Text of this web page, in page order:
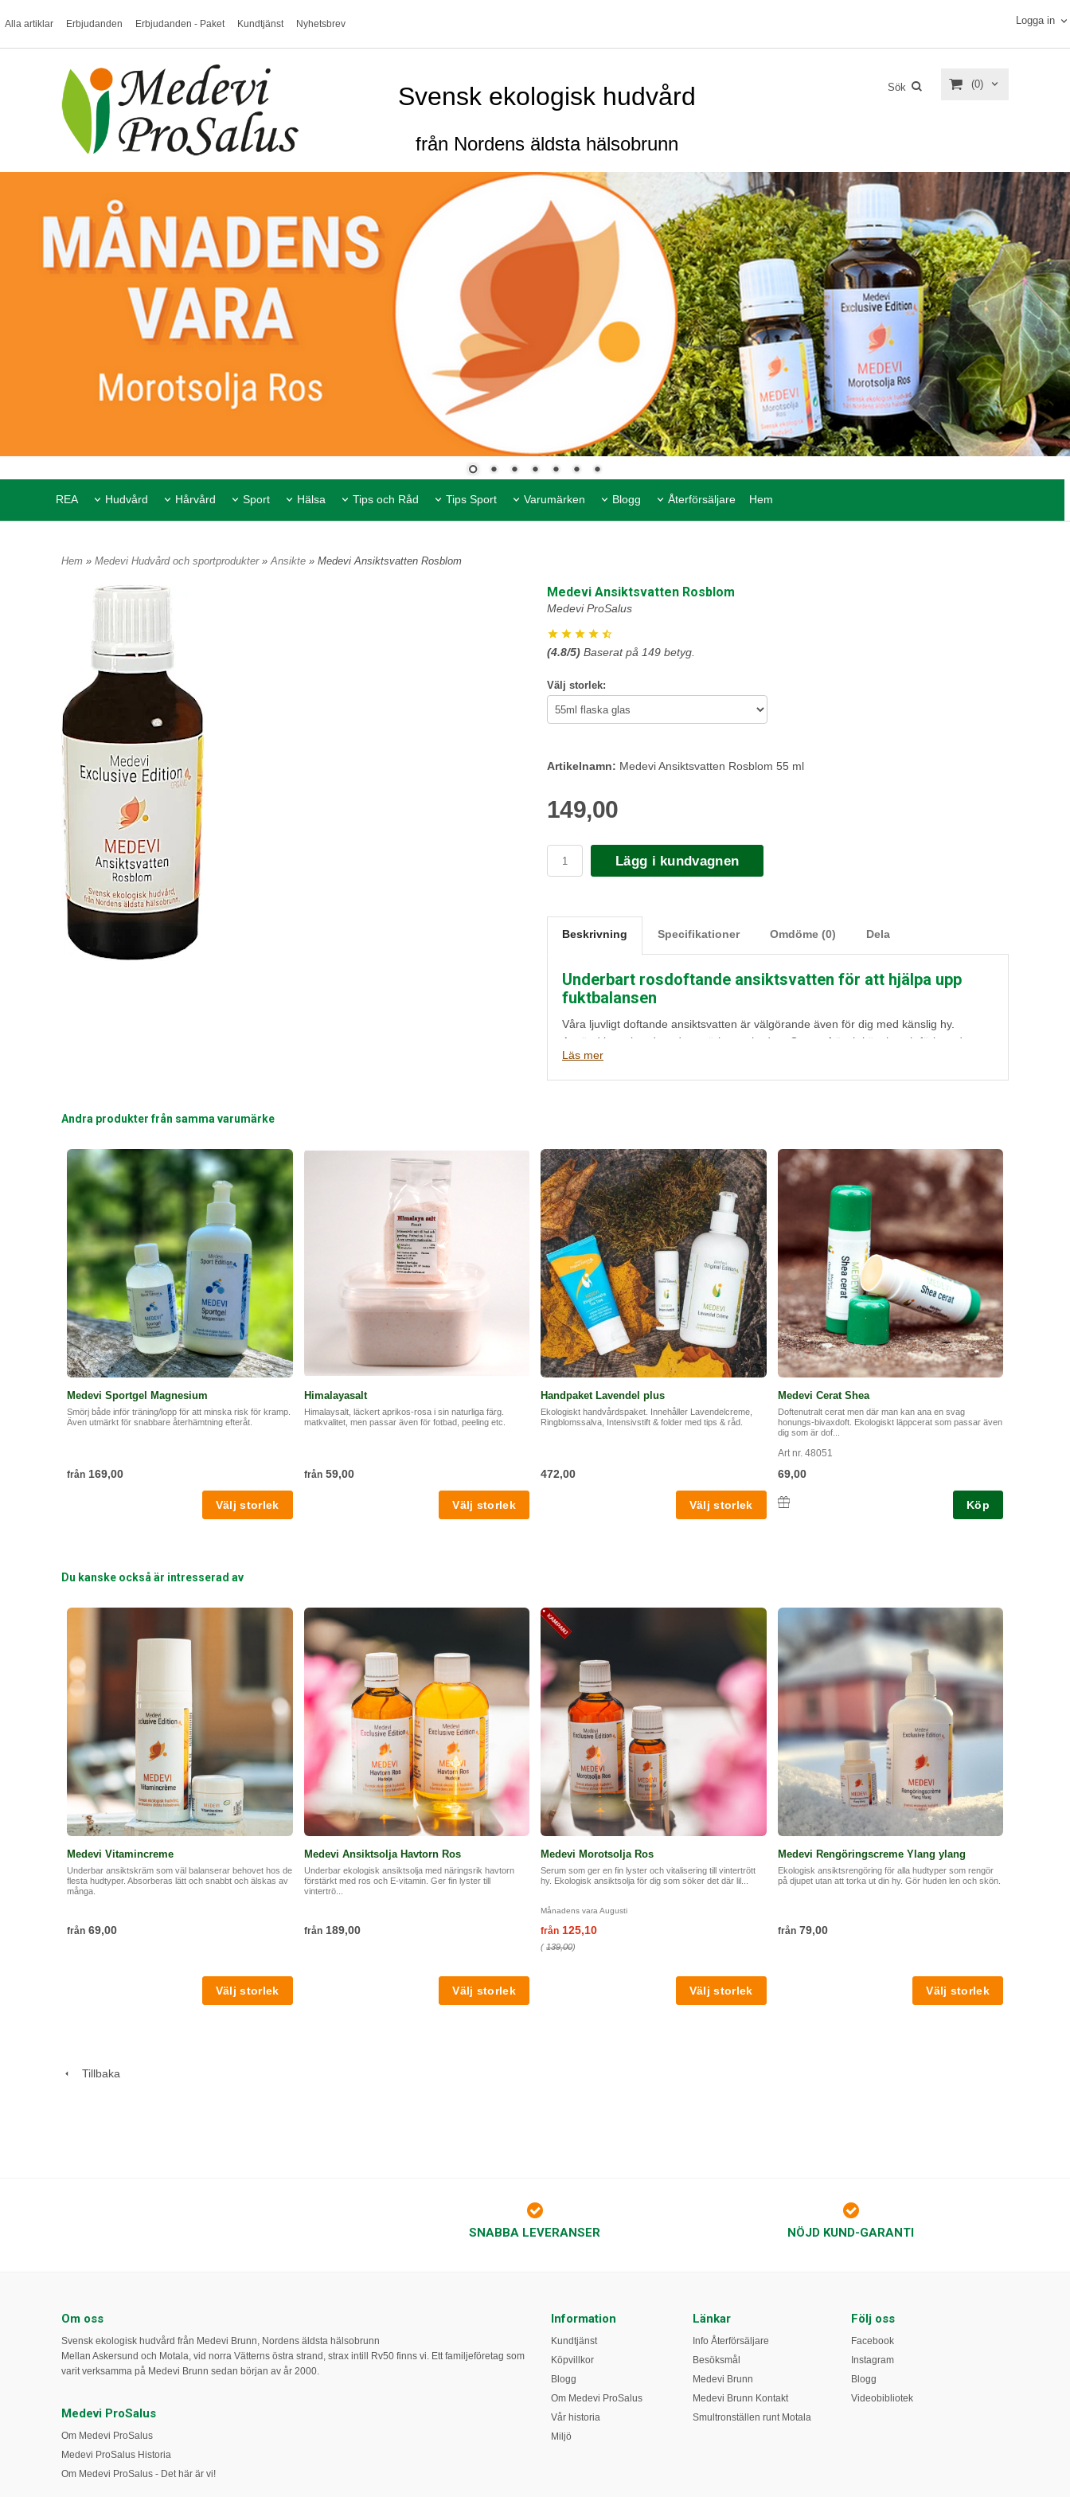
Alla artiklar Erbjudanden Erbjudanden - Paket Kundtjänst Nyhetsbrev Logga in
Svensk ekologisk hudvård
från Nordens äldsta hälsobrunn
(0)
REA Hudvård Hårvård Sport Hälsa Tips och Råd Tips Sport Varumärken Blogg Återförsäljare Hem
Hem » Medevi Hudvård och sportprodukter » Ansikte » Medevi Ansiktsvatten Rosblom
Medevi Ansiktsvatten Rosblom
Medevi ProSalus
(4.8/5) Baserat på 149 betyg.
Välj storlek:
Artikelnamn: Medevi Ansiktsvatten Rosblom 55 ml
149,00
Lägg i kundvagnen
Beskrivning Specifikationer Omdöme (0) Dela
Underbart rosdoftande ansiktsvatten för att hjälpa upp
fuktbalansen
Våra ljuvligt doftande ansiktsvatten är välgörande även för dig med känslig hy.
Använd i samband med rengöring av huden. Ger en fräsch känsla och förbereder
huden för Vitamincrèmen, Lavendelsalvan, Havtornsalvan eller våra fina ansiktsoljor.
Rosblomvatten*. *-eko.
Ingr INCI: Aqua, rosa damascena.
Läs mer
Andra produkter från samma varumärke
Medevi Sportgel Magnesium
Smörj både inför träning/lopp för att minska risk för kramp.
Även utmärkt för snabbare återhämtning efteråt.
från 169,00
Himalayasalt
Himalaysalt, läckert aprikos-rosa i sin naturliga färg.
matkvalitet, men passar även för fotbad, peeling etc.
från59,00
Handpaket Lavendel plus
Ekologiskt handvårdspaket. Innehåller Lavendelcreme,
Ringblomssalva, Intensivstift & folder med tips & råd.
472,00
Medevi Cerat Shea
Doftenutralt cerat men där man kan ana en svag
honungs-bivaxdoft. Ekologiskt läppcerat som passar även
dig som är dof...
Art nr. 48051
69,00
Köp
Du kanske också är intresserad av
Medevi Vitamincreme
Underbar ansiktskräm som väl balanserar behovet hos de
flesta hudtyper. Absorberas lätt och snabbt och älskas av
många.
från 69,00
Medevi Ansiktsolja Havtorn Ros
Underbar ekologisk ansiktsolja med näringsrik havtorn
förstärkt med ros och E-vitamin. Ger fin lyster till
vintertrö...
från189,00
Medevi Morotsolja Ros
Serum som ger en fin lyster och vitalisering till vintertrött
hy. Ekologisk ansiktsolja för dig som söker det där lil...
Månadens vara Augusti
från 125,10
(139,00)
Medevi Rengöringscreme Ylang ylang
Ekologisk ansiktsrengöring för alla hudtyper som rengör
på djupet utan att torka ut din hy. Gör huden len och skön.
från79,00
Tillbaka
SNABBA LEVERANSER NÖJD KUND-GARANTI
Om oss
Svensk ekologisk hudvård från Medevi Brunn, Nordens äldsta hälsobrunn
Mellan Askersund och Motala, vid norra Vätterns östra strand, strax intill Rv50 finns vi. Ett familjeföretag som
varit verksamma på Medevi Brunn sedan början av år 2000.
Medevi ProSalus
Om Medevi ProSalus
Medevi ProSalus Historia
Om Medevi ProSalus - Det här är vi!
Information
Kundtjänst
Köpvillkor
Blogg
Om Medevi ProSalus
Vår historia
Miljö
Länkar
Info Återförsäljare
Besöksmål
Medevi Brunn
Medevi Brunn Kontakt
Smultronställen runt Motala
Följ oss
Facebook
Instagram
Blogg
Videobibliotek